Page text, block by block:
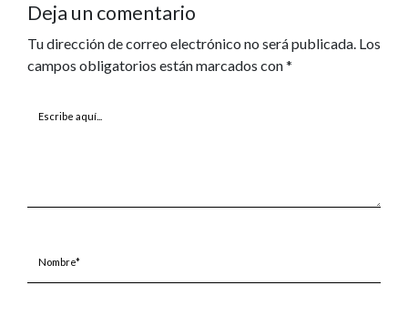
Deja un comentario
Tu dirección de correo electrónico no será publicada. Los
campos obligatorios están marcados con*
Escribe